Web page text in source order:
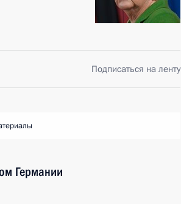
Подписаться на ленту
Германии